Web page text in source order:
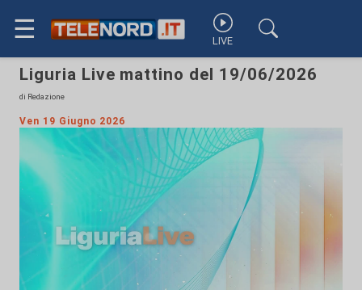
☰ LIVE
Liguria Live mattino del 19/06/2026
di Redazione
Ven 19 Giugno 2026